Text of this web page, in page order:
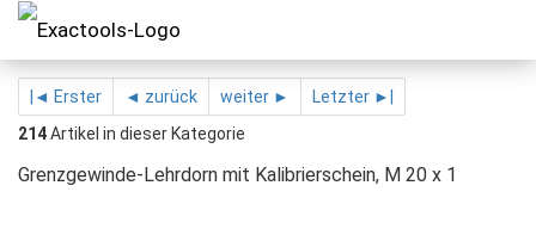
|◄ Erster ◄ zurück weiter ►
Letzter ►|
214Artikel in dieser Kategorie
Grenzgewinde-Lehrdorn mit Kalibrierschein, M 20 x 1